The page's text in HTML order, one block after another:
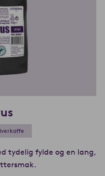
tydelig fylde og en lang,